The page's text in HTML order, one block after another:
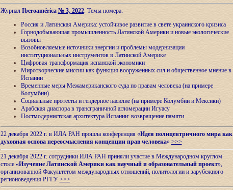
Журнал Iberoamérica № 3, 2022. Темы номера:
Россия и Латинская Америка: устойчивое развитие в свете украинского кризиса
Горнодобывающая промышленность Латинской Америки и новые экологические
вызовы
Возобновляемые источники энергии и проблемы модернизации
институциональных инструментов в Латинской Америке
Цифровая трансформация испанской экономики
Миротворческие миссии как функция вооруженных сил и общественное мнение в
Испании
Временные меры Межамериканского суда по правам человека (на примере
Колумбии)
Социальные протесты и гендерное насилие (на примере Колумбии и Мексики)
Арабская диаспора в трансграничной агломерации Игуасу
Постмодернистская архитектура Испании: возвращение памяти
22 декабря 2022 г. в ИЛА РАН прошла конференция «Идея полицентричного мира как
духовная основа переосмысления концепции прав человека» >>>
21 декабря 2022 г. сотрудники ИЛА РАН приняли участие в Международном круглом
столе «Изучение Латинской Америки как научный и образовательный проект»,
организованной Факультетом международных отношений, политологии и зарубежного
регионоведения РГГУ >>>